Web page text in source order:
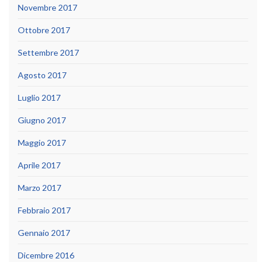
Novembre 2017
Ottobre 2017
Settembre 2017
Agosto 2017
Luglio 2017
Giugno 2017
Maggio 2017
Aprile 2017
Marzo 2017
Febbraio 2017
Gennaio 2017
Dicembre 2016